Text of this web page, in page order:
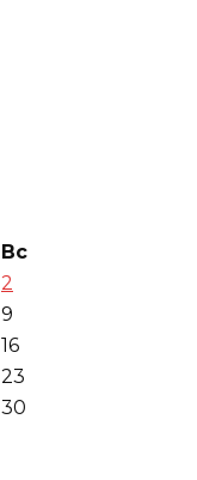
Вс
2
9
16
23
30